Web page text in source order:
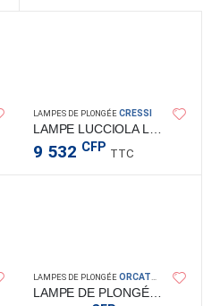
ORCATORCHLAMPES DE PLONGÉECRESSI
LAMPE LUCCIOLA LED
9 532 CFP TTC
LAMPES DE PLONGÉEORCATORCH
LAMPE DE PLONGÉE D511 2200LM